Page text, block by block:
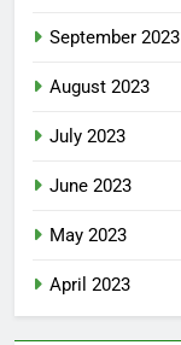
September 2023
August 2023
July 2023
June 2023
May 2023
April 2023